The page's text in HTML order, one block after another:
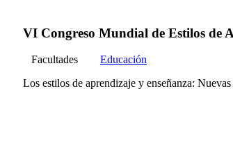
VI Congreso Mundial de Estilos de
Facultades
Educación
Los estilos de aprendizaje y enseñanza: